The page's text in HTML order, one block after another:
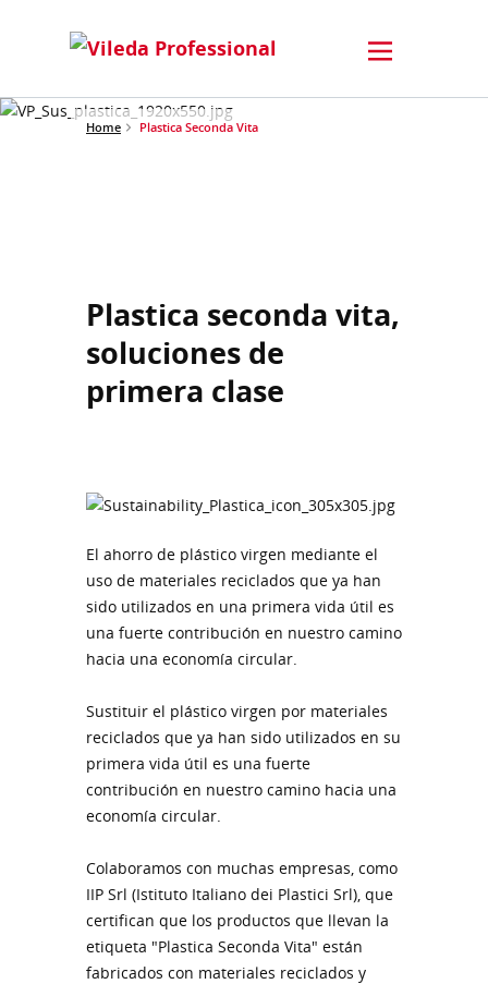
Home Plastica Seconda Vita
Plastica seconda vita,
soluciones de
primera clase
El ahorro de plástico virgen mediante el
uso de materiales reciclados que ya han
sido utilizados en una primera vida útil es
una fuerte contribución en nuestro camino
hacia una economía circular.
Sustituir el plástico virgen por materiales
reciclados que ya han sido utilizados en su
primera vida útil es una fuerte
contribución en nuestro camino hacia una
economía circular.
Colaboramos con muchas empresas, como
IIP Srl (Istituto Italiano dei Plastici Srl), que
certifican que los productos que llevan la
etiqueta "Plastica Seconda Vita" están
fabricados con materiales reciclados y